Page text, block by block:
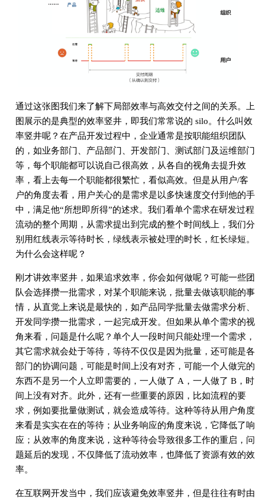
通过这张图我们来了解下局部效率与高效交付之间的关系。上
图展示的是典型的效率竖井，即我们常常说的 silo。什么叫效
率竖井呢？在产品开发过程中，企业通常是按职能组织团队
的，如业务部门、产品部门、开发部门、测试部门及运维部门
等，每个职能都可以说自己很高效，从各自的视角去提升效
率，看上去每一个职能都很繁忙，看似高效。但是从用户/客
户的角度去看，用户关心的是需求是以多快速度交付到他的手
中，满足他“所想即所得”的述求。我们看单个需求在研发过程
流动的整个周期，从需求提出到完成的整个时间线上，我们分
别用红线表示等待时长，绿线表示被处理的时长，红长绿短。
为什么会这样呢？
刚才讲效率竖井，如果追求效率，你会如何做呢？可能一些团
队会选择攒一批需求，对某个职能来说，批量去做该职能的事
情，从直觉上来说是最快的，如产品同学批量去做需求分析、
开发同学攒一批需求，一起完成开发。但如果从单个需求的视
角来看，问题是什么呢？单个人一段时间只能处理一个需求，
其它需求就会处于等待，等待不仅仅是因为批量，还可能是各
部门的协调问题，可能是时间上没有对齐，可能一个人做完的
东西不是另一个人立即需要的，一人做了 A，一人做了 B，时
间上没有对齐。此外，还有一些重要的原因，比如流程的要
求，例如要批量做测试，就会造成等待。这种等待从用户角度
来看是实实在在的等待；从业务响应的角度来说，它降低了响
应；从效率的角度来说，这种等待会导致很多工作的重启，问
题延后的发现，不仅降低了流动效率，也降低了资源有效的效
率。
在互联网开发当中，我们应该避免效率竖井，但是往往有时由